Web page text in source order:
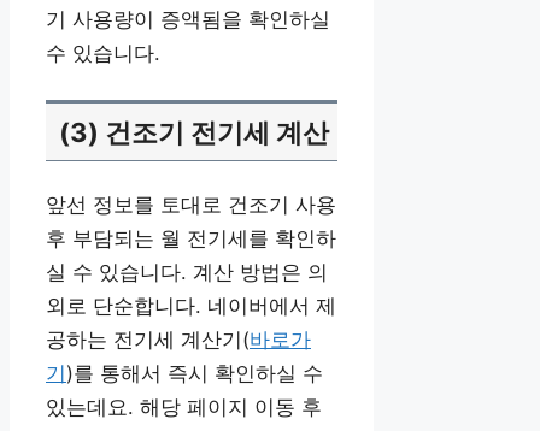
기 사용량이 증액됨을 확인하실
수 있습니다.
(3) 건조기 전기세 계산
앞선 정보를 토대로 건조기 사용
후 부담되는 월 전기세를 확인하
실 수 있습니다. 계산 방법은 의
외로 단순합니다. 네이버에서 제
공하는 전기세 계산기(바로가
기 )를 통해서 즉시 확인하실 수
있는데요. 해당 페이지 이동 후